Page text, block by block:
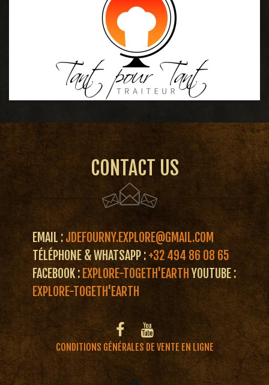
CONTACT US
EMAIL : JDEFOURNY.EXPLORE@GMAIL.COM
TÉLÉPHONE & WHATSAPP : +32 494 86 08 65
FACEBOOK : EXPLORE-TOGETH'EARTH YOUTUBE :
EXPLORE-TOGETH'EARTH
CONDITIONS GÉNÉRALES DE VENTE EN LIGNE